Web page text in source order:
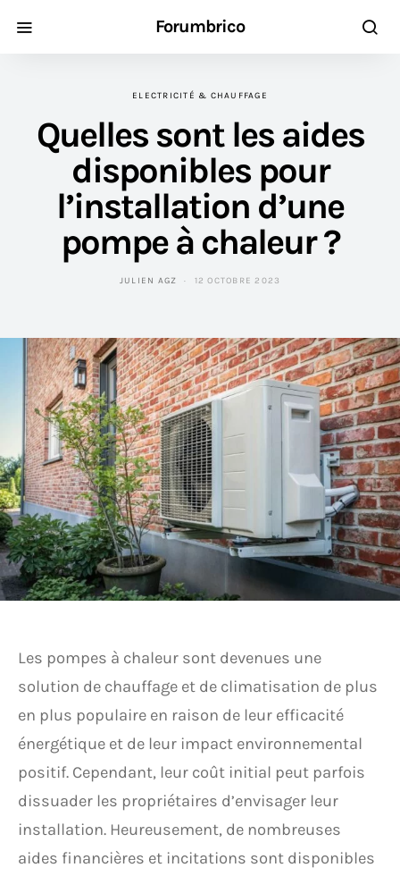
Forumbrico
ELECTRICITÉ & CHAUFFAGE
Quelles sont les aides
disponibles pour
l’installation d’une
pompe à chaleur ?
JULIEN AGZ 12 OCTOBRE 2023
Les pompes à chaleur sont devenues une
solution de chauffage et de climatisation de plus
en plus populaire en raison de leur efficacité
énergétique et de leur impact environnemental
positif. Cependant, leur coût initial peut parfois
dissuader les propriétaires d’envisager leur
installation. Heureusement, de nombreuses
aides financières et incitations sont disponibles